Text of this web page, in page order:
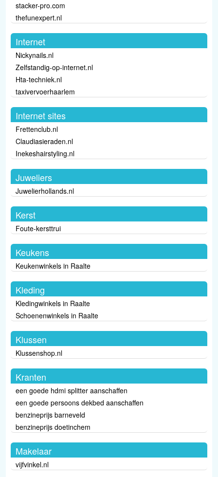
stacker-pro.com
thefunexpert.nl
Internet
Nickynails.nl
Zelfstandig-op-internet.nl
Hta-techniek.nl
taxivervoerhaarlem
Internet sites
Frettenclub.nl
Claudiasieraden.nl
Inekeshairstyling.nl
Juweliers
Juwelierhollands.nl
Kerst
Foute-kersttrui
Keukens
Keukenwinkels in Raalte
Kleding
Kledingwinkels in Raalte
Schoenenwinkels in Raalte
Klussen
Klussenshop.nl
Kranten
een goede hdmi splitter aanschaffen
een goede persoons dekbed aanschaffen
benzineprijs barneveld
benzineprijs doetinchem
Makelaar
vijfvinkel.nl